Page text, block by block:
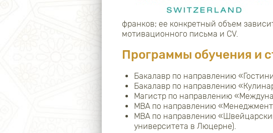
франков; ее конкретный объем
мотивационного письма и CV.
Программы обучения и
Бакалавр по направлению
Бакалавр по направлению
Магистр по направлению
MBA по направлению
MBA по направлению
университета в Люцерне).